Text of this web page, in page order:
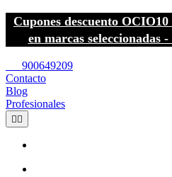
Cupones descuento
en marcas seleccionadas
900649209
Contacto
Blog
Profesionales
 